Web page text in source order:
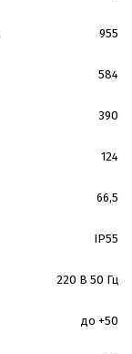
955
584
390
124
66,5
IP55
220 В 50 Гц
до +50